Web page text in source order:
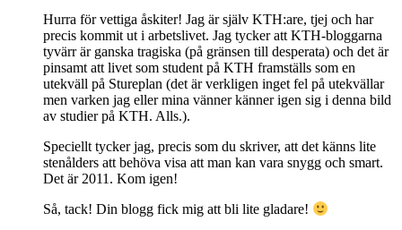
Hurra för vettiga åskiter! Jag är själv KTH:are, tjej och har
precis kommit ut i arbetslivet. Jag tycker att KTH-bloggarna
tyvärr är ganska tragiska (på gränsen till desperata) och det är
pinsamt att livet som student på KTH framställs som en
utekväll på Stureplan (det är verkligen inget fel på utekvällar
men varken jag eller mina vänner känner igen sig i denna bild
av studier på KTH. Alls.).
Speciellt tycker jag, precis som du skriver, att det känns lite
stenålders att behöva visa att man kan vara snygg och smart.
Det är 2011. Kom igen!
Så, tack! Din blogg fick mig att bli lite gladare!